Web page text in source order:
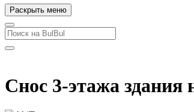
Раскрыть меню
Снос 3-этажа здания